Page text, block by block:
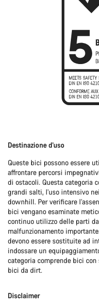
Destinazione d'uso
Queste bici possono essere
affrontare percorsi
di ostacoli. Questa categoria
grandi salti, l'uso intensivo
downhill. Per verificare
bici vengano esaminate
continuo utilizzo delle parti
malfunzionamento
devono essere sostituite ad
indossare un
categoria comprende bici
bici da dirt.
Disclaimer